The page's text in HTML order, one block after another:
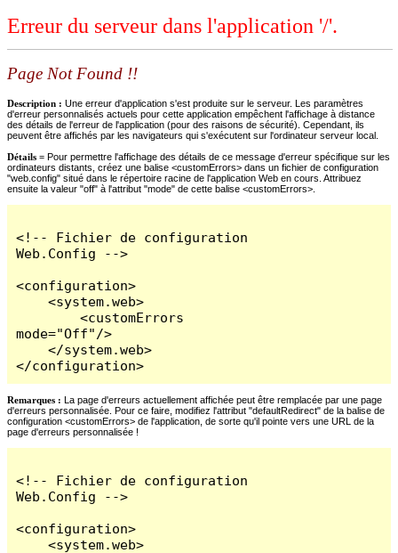
Erreur du serveur dans l'application '/'.
Page Not Found !!
Description : Une erreur d'application s'est produite sur le serveur. Les paramètres
d'erreur personnalisés actuels pour cette application empêchent l'affichage à distance
des détails de l'erreur de l'application (pour des raisons de sécurité). Cependant, ils
peuvent être affichés par les navigateurs qui s'exécutent sur l'ordinateur serveur local.
Détails = Pour permettre l'affichage des détails de ce message d'erreur spécifique sur les
ordinateurs distants, créez une balise <customErrors> dans un fichier de configuration
"web.config" situé dans le répertoire racine de l'application Web en cours. Attribuez
ensuite la valeur "off" à l'attribut "mode" de cette balise <customErrors>.
<!-- Fichier de configuration
Web.Config -->
<configuration>
    <system.web>
        <customErrors
mode="Off"/>
    </system.web>
</configuration>
Remarques : La page d'erreurs actuellement affichée peut être remplacée par une page
d'erreurs personnalisée. Pour ce faire, modifiez l'attribut "defaultRedirect" de la balise de
configuration <customErrors> de l'application, de sorte qu'il pointe vers une URL de la
page d'erreurs personnalisée !
<!-- Fichier de configuration
Web.Config -->
<configuration>
    <system.web>